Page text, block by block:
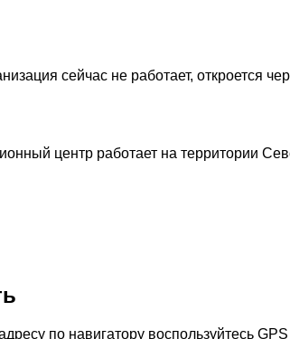
сейчас не работает, откроется
центр работает на территории
по навигатору воспользуйтесь